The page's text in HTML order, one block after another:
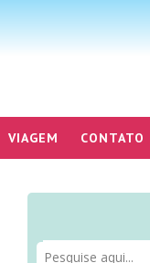
VIAGEM CONTATO